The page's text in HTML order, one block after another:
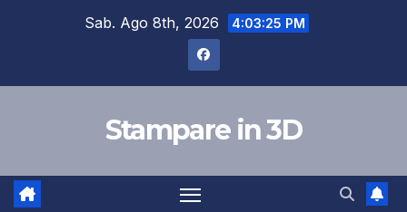
Sab. Ago 8th, 2026 4:03:26 PM
Stampare in 3D